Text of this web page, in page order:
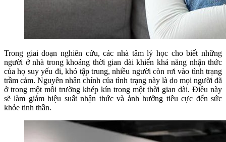
Trong giai đoạn nghiên cứu, các nhà tâm lý học cho biết những
người ở nhà trong khoảng thời gian dài khiến khả năng nhận thức
của họ suy yếu đi, khó tập trung, nhiều người còn rơi vào tình trạng
trầm cảm. Nguyên nhân chính của tình trạng này là do mọi người đã
ở trong một môi trường khép kín trong một thời gian dài. Điều này
sẽ làm giảm hiệu suất nhận thức và ảnh hưởng tiêu cực đến sức
khỏe tinh thần.